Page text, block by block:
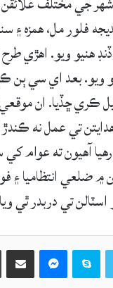
فلور مل، همزه ۽
بعد اي سي ٻن
ڪري ڇڏيا. ان
تي عمل نه
آهيون ته عوام کي
انتظاميا ۽
تي دربدر ٿي
Skype حصيداري ڪريو اي ميل ذريعي